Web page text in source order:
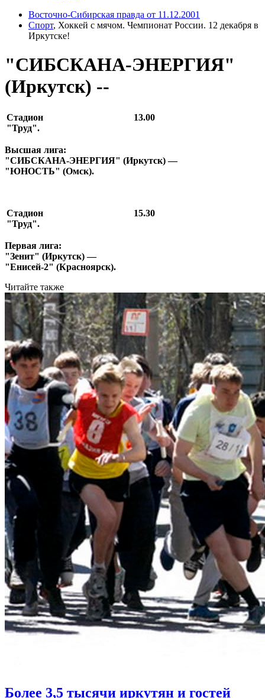
Восточно-Сибирская правда от 11.12.2001
Спорт, Хоккей с мячом. Чемпионат России. 12 декабря в
Иркутске!
"СИБСКАНА-ЭНЕРГИЯ"
(Иркутск) --
Стадион
"Труд".
13.00
Высшая лига:
"СИБСКАНА-ЭНЕРГИЯ" (Иркутск) —
"ЮНОСТЬ" (Омск).
Стадион
"Труд".
15.30
Первая лига:
"Зенит" (Иркутск) —
"Енисей-2" (Красноярск).
Читайте также
Более 3,5 тысячи иркутян и гостей